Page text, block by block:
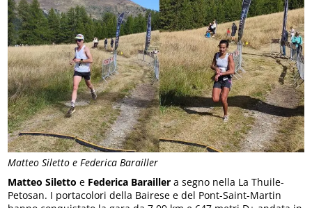
Matteo Siletto e Federica Barailler
Matteo Siletto e Federica Barailler a segno nella La Thuile-
Petosan. I portacolori della Bairese e del Pont-Saint-Martin